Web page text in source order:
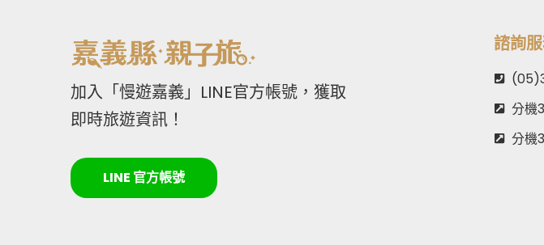
加入「慢遊嘉義」LINE官方帳號，獲取
即時旅遊資訊！
LINE 官方帳號
諮詢
分機
分機